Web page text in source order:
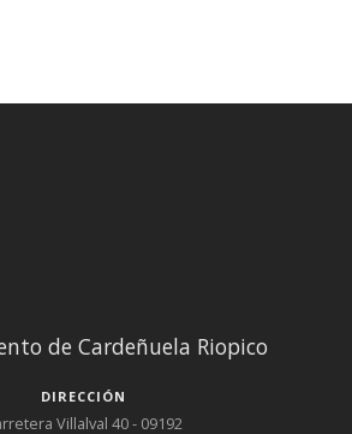
de Cardeñuela Riopico
DIRECCIÓN
Villalval 40 - 09192